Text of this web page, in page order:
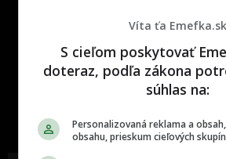
One time najzábavnejšie
najzabávnejšie miesto
Víta ťa Emefka.sk
S cieľom poskytovať
doteraz, podľa zákona
súhlas na:
Personalizovaná reklama a
obsahu, prieskum cieľových